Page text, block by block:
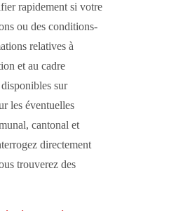
rapidement si votre
ou des conditions-
relatives à
et au cadre
sur
les éventuelles
cantonal et
directement
trouverez des